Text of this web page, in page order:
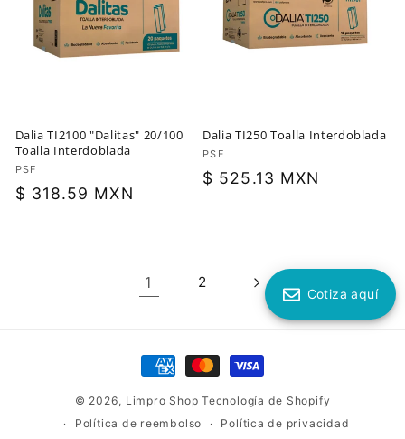
Dalia TI2100 "Dalitas" 20/100
Toalla Interdoblada
Proveedor:
PSF
Precio
$ 318.59 MXN
Dalia TI250 Toalla Interdoblada
Proveedor:
PSF
Precio
$ 525.13 MXN
1 2
Cotiza aquí
Formas
de
pago
© 2026, Limpro Shop Tecnología de Shopify
Política de reembolso
Política de privacidad